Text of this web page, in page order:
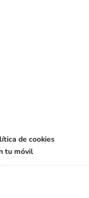
de cookies
tu móvil